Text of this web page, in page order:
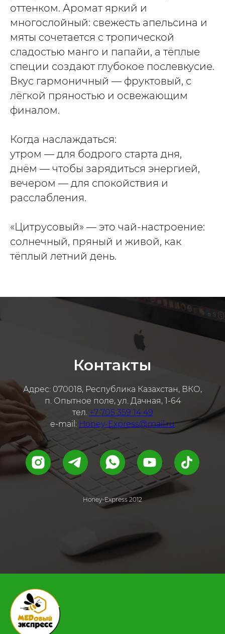
оттенком. Аромат яркий и
многослойный: свежесть апельсина и
мяты сочетается с тропической
сладостью манго и папайи, а тёплые
специи создают глубокое послевкусие.
Вкус гармоничный — фруктовый, с
лёгкой пряностью и освежающим
финалом.
Когда наслаждаться:
утром — для бодрого старта дня,
днём — чтобы зарядиться энергией,
вечером — для спокойствия и
расслабления.
«Цитрусовый» — это чай-настроение:
солнечный, пряный и живой, как
тёплый летний день.
Контакты
Адрес: 070018, Республика Казахстан, ВКО,
п. Опытное поле, ул. Дачная, 1-64
тел. +7 705 359 14 49
e-mail: Honey-Express@mail.ru
Honey-Express 2012